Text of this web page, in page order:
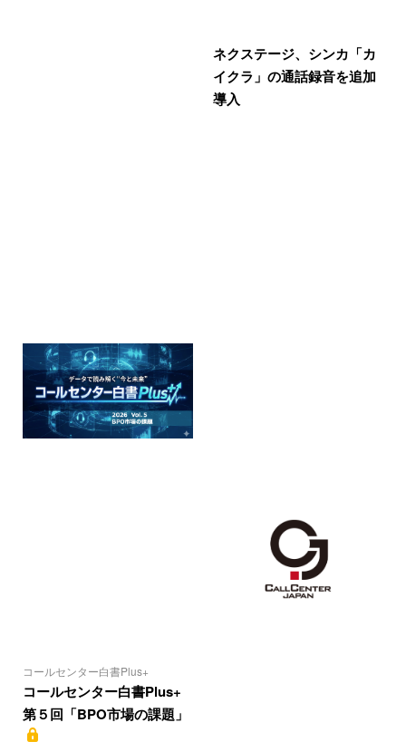
ネクステージ、シンカ「カ
イクラ」の通話録音を追加
導入
コールセンター白書Plus+
コールセンター白書Plus+
第５回「BPO市場の課題」